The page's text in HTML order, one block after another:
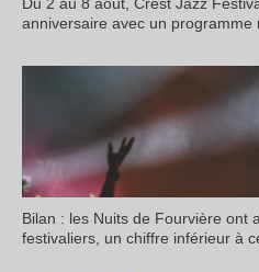
Du 2 au 8 août, Crest Jazz
anniversaire avec un programme
Bilan : les Nuits de Fourvière ont
festivaliers, un chiffre inférieur à